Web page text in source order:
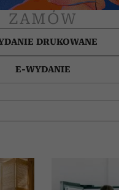
ZAMÓW
DRUKOWANE
E-WYDANIE